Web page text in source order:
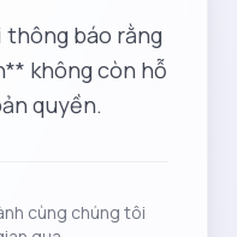
báo rằng
không còn hỗ
quyền.
cùng chúng tôi